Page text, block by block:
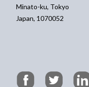
Minato-ku, Tokyo
Japan, 1070052